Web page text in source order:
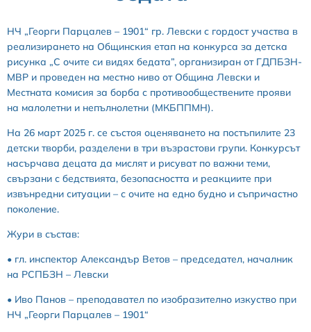
НЧ „Георги Парцалев – 1901“ гр. Левски с гордост участва в
реализирането на Общинския етап на конкурса за детска
рисунка „С очите си видях бедата”, организиран от ГДПБЗН-
МВР и проведен на местно ниво от Община Левски и
Местната комисия за борба с противообществените прояви
на малолетни и непълнолетни (МКБППМН).
На 26 март 2025 г. се състоя оценяването на постъпилите 23
детски творби, разделени в три възрастови групи. Конкурсът
насърчава децата да мислят и рисуват по важни теми,
свързани с бедствията, безопасността и реакциите при
извънредни ситуации – с очите на едно будно и съпричастно
поколение.
Жури в състав:
• гл. инспектор Александър Ветов – председател, началник
на РСПБЗН – Левски
• Иво Панов – преподавател по изобразително изкуство при
НЧ „Георги Парцалев – 1901“